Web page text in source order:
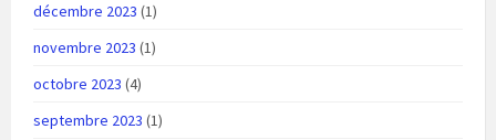
décembre 2023 (1)
novembre 2023 (1)
octobre 2023 (4)
septembre 2023 (1)